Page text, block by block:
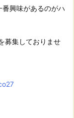
興味があるのがハ
募集しておりませ